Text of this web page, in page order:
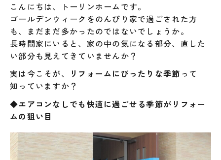
こんにちは、トーリンホームです。
ゴールデンウィークをのんびり家で過ごされた方
も、まだまだ多かったのではないでしょうか。
長時間家にいると、家の中の気になる部分、直した
い部分も見えてきていませんか？
実は今こそが、
リフォームにぴったりな季節 って
知っていますか？
◆エアコンなしでも快適に過ごせる季節がリフォー
ムの狙い目